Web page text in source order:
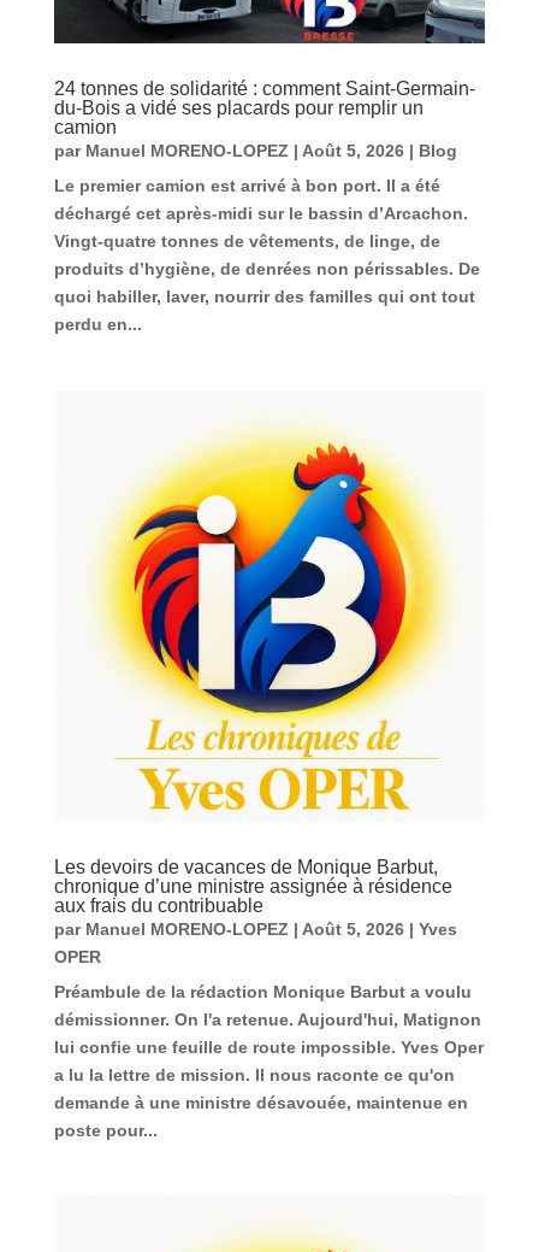
24 tonnes de solidarité : comment Saint-Germain-
du-Bois a vidé ses placards pour remplir un
camion
par Manuel MORENO-LOPEZ | Août 5, 2026| Blog
Le premier camion est arrivé à bon port. Il a été
déchargé cet après-midi sur le bassin d’Arcachon.
Vingt-quatre tonnes de vêtements, de linge, de
produits d’hygiène, de denrées non périssables. De
quoi habiller, laver, nourrir des familles qui ont tout
perdu en...
Les devoirs de vacances de Monique Barbut,
chronique d’une ministre assignée à résidence
aux frais du contribuable
par Manuel MORENO-LOPEZ | Août 5, 2026| Yves
OPER
Préambule de la rédaction Monique Barbut a voulu
démissionner. On l'a retenue. Aujourd'hui, Matignon
lui confie une feuille de route impossible. Yves Oper
a lu la lettre de mission. Il nous raconte ce qu'on
demande à une ministre désavouée, maintenue en
poste pour...